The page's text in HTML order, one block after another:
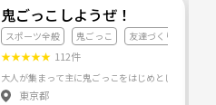
鬼ごっこしようぜ！
スポーツ全般 鬼ごっこ 友達づくり
★★★★★ 112件
東京都